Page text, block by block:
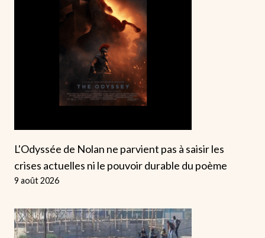
L'Odyssée de Nolan ne parvient pas à saisir les
crises actuelles ni le pouvoir durable du poème
9 août 2026